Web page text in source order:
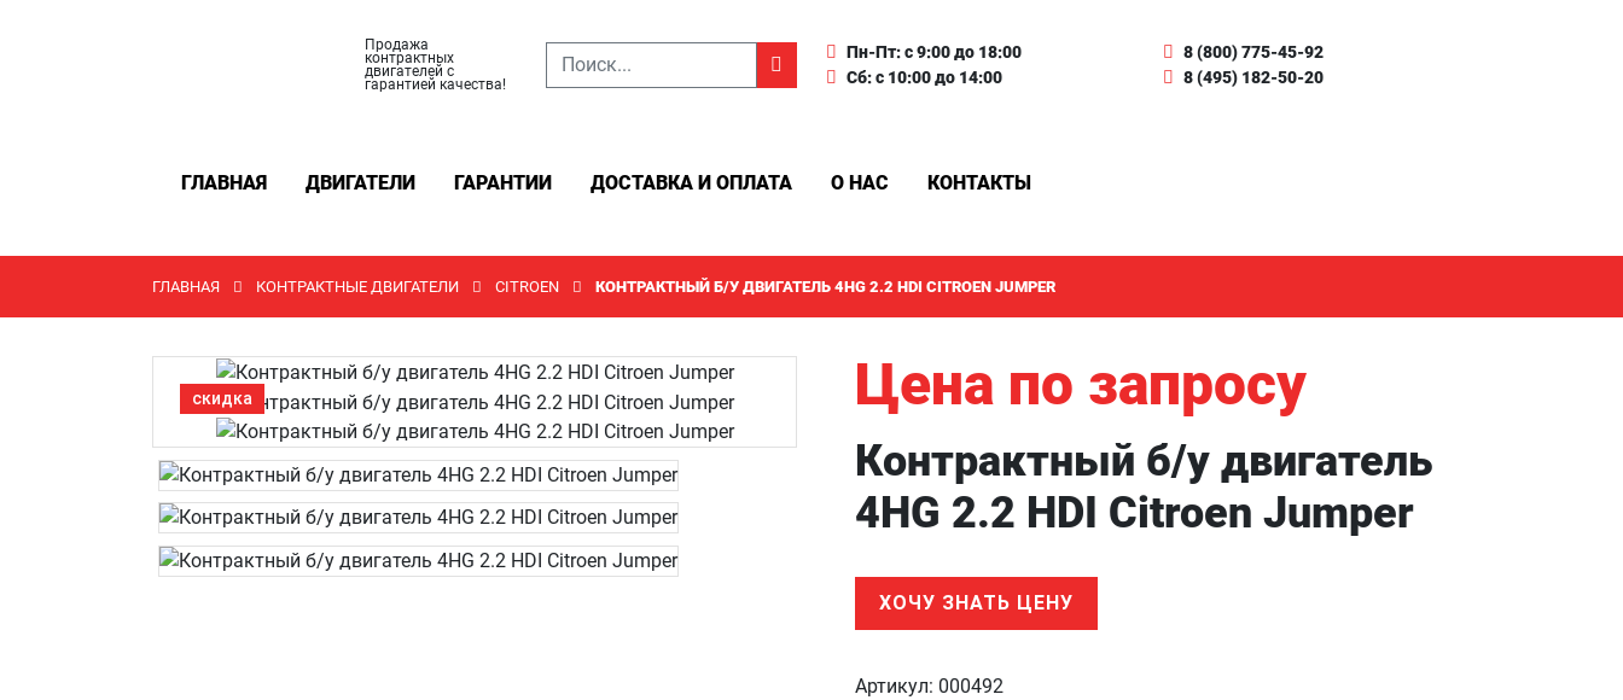
Продажа
контрактных
двигателей с
гарантией качества!
Пн-Пт: с 9:00 до 18:00
Сб: с 10:00 до 14:00
8 (800) 775-45-92
8 (495) 182-50-20
ГЛАВНАЯ ДВИГАТЕЛИ ГАРАНТИИ ДОСТАВКА И ОПЛАТА О НАС КОНТАКТЫ
ГЛАВНАЯ КОНТРАКТНЫЕ ДВИГАТЕЛИ CITROEN КОНТРАКТНЫЙ Б/У ДВИГАТЕЛЬ 4HG 2.2 HDI CITROEN JUMPER
скидка Цена по запросу
Контрактный б/у двигатель
4HG 2.2 HDI Citroen Jumper
ХОЧУ ЗНАТЬ ЦЕНУ
Артикул: 000492